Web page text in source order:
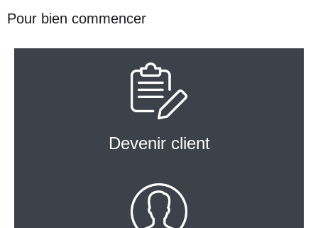
Pour bien commencer
Devenir client